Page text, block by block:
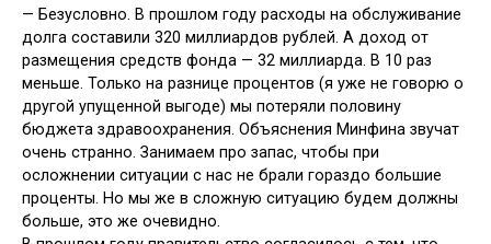
— Безусловно. В прошлом году рас­ходы на обслуживание
долга состави­ли 320 миллиардов рублей. А доход от
размещения средств фонда — 32 мил­лиарда. В 10 раз
меньше. Только на разнице процентов (я уже не говорю о
другой упущенной выгоде) мы по­теряли половину
бюджета здравоох­ранения. Объяснения Минфина звучат
очень странно. Занимаем про запас, чтобы при
осложнении ситуации с нас не брали гораздо большие
проценты. Но мы же в сложную ситуацию будем должны
больше, это же очевидно.